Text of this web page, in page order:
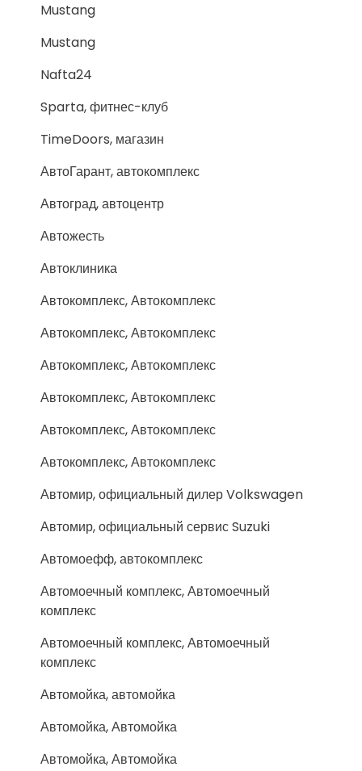
Mustang
Mustang
Nafta24
Sparta, фитнес-клуб
TimeDoors, магазин
АвтоГарант, автокомплекс
Автоград, автоцентр
Автожесть
Автоклиника
Автокомплекс, Автокомплекс
Автокомплекс, Автокомплекс
Автокомплекс, Автокомплекс
Автокомплекс, Автокомплекс
Автокомплекс, Автокомплекс
Автокомплекс, Автокомплекс
Автомир, официальный дилер Volkswagen
Автомир, официальный сервис Suzuki
Автомоефф, автокомплекс
Автомоечный комплекс, Автомоечный
комплекс
Автомоечный комплекс, Автомоечный
комплекс
Автомойка, автомойка
Автомойка, Автомойка
Автомойка, Автомойка